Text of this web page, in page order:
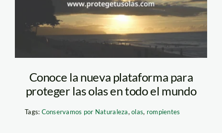
Conoce la nueva plataforma para
proteger las olas en todo el mundo
Tags: Conservamos por Naturaleza,olas, rompientes